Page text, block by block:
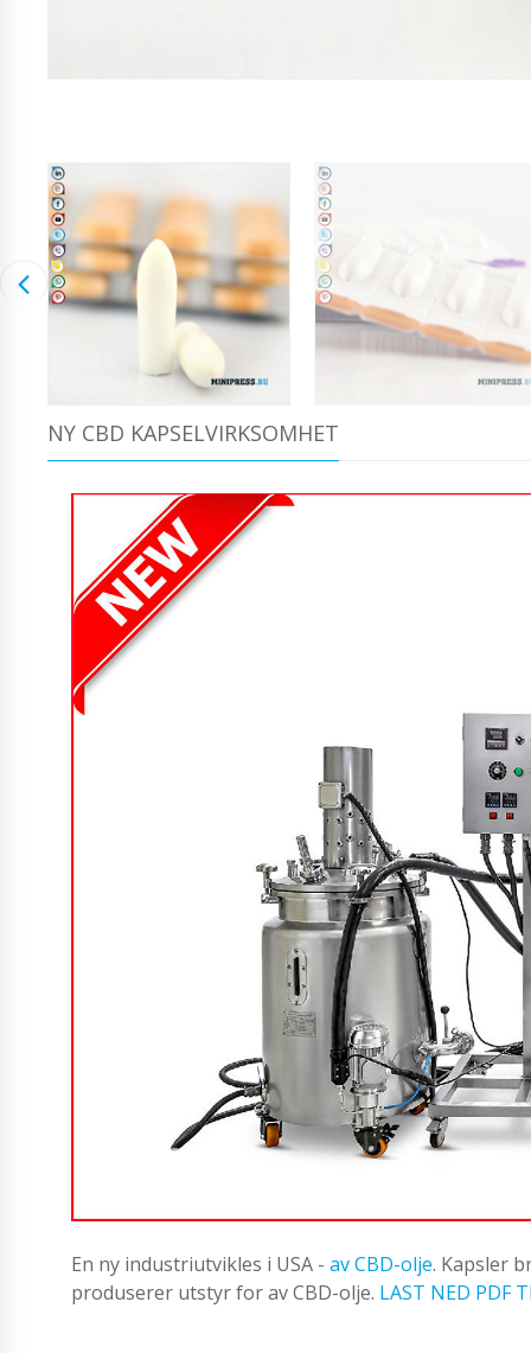
NY CBD KAPSELVIRKSOMHET
En ny industriutvikles i USA - av CBD-olje. Kapsler
produserer utstyr for av CBD-olje. LAST NED PDF